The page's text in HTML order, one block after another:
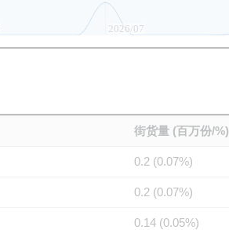
2026/07
街货量 (百万份/%)
0.2 (0.07%)
0.2 (0.07%)
0.14 (0.05%)